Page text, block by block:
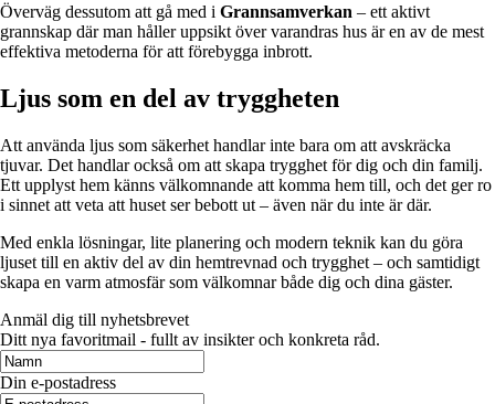
Överväg dessutom att gå med i Grannsamverkan – ett aktivt
grannskap där man håller uppsikt över varandras hus är en av de mest
effektiva metoderna för att förebygga inbrott.
Ljus som en del av tryggheten
Att använda ljus som säkerhet handlar inte bara om att avskräcka
tjuvar. Det handlar också om att skapa trygghet för dig och din familj.
Ett upplyst hem känns välkomnande att komma hem till, och det ger ro
i sinnet att veta att huset ser bebott ut – även när du inte är där.
Med enkla lösningar, lite planering och modern teknik kan du göra
ljuset till en aktiv del av din hemtrevnad och trygghet – och samtidigt
skapa en varm atmosfär som välkomnar både dig och dina gäster.
Anmäl dig till nyhetsbrevet
Ditt nya favoritmail - fullt av insikter och konkreta råd.
Din e-postadress